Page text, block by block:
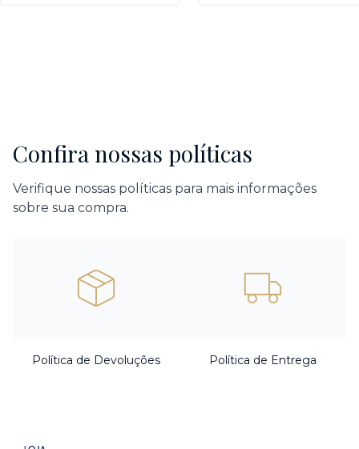
Confira nossas políticas
Verifique nossas políticas para mais informações
sobre sua compra.
Política de Devoluções Política de Entrega